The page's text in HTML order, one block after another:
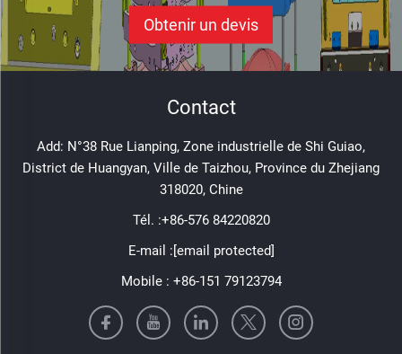
Obtenir un devis
Contact
Add: N°38 Rue Lianping, Zone industrielle de Shi Guiao,
District de Huangyan, Ville de Taizhou, Province du Zhejiang
318020, Chine
Tél. :+86-576 84220820
E-mail :[email protected]
Mobile : +86-151 79123794